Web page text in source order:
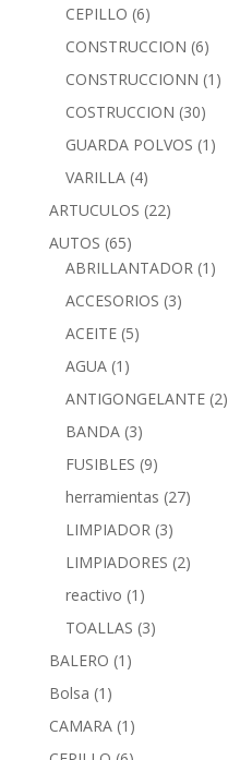
CEPILLO (6)
CONSTRUCCION (6)
CONSTRUCCIONN (1)
COSTRUCCION (30)
GUARDA POLVOS (1)
VARILLA (4)
ARTUCULOS (22)
AUTOS (65)
ABRILLANTADOR (1)
ACCESORIOS (3)
ACEITE (5)
AGUA (1)
ANTIGONGELANTE (2)
BANDA (3)
FUSIBLES (9)
herramientas (27)
LIMPIADOR (3)
LIMPIADORES (2)
reactivo (1)
TOALLAS (3)
BALERO (1)
Bolsa (1)
CAMARA (1)